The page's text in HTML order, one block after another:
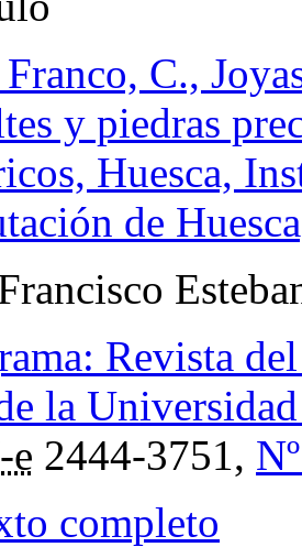
C.,
y piedras
Huesca,
de
Revista
la
e 2444-3751,
completo